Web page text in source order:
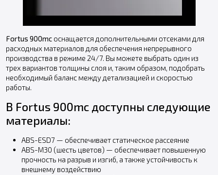
Fortus 900mc оснащается дополнительными отсеками для
расходных материалов для обеспечения непрерывного
производства в режиме 24/7. Вы можете выбрать один из
трех вариантов толщины слоя и, таким образом, подобрать
необходимый баланс между детализацией и скоростью
работы.
В Fortus 900mc доступны следующие
материалы:
ABS-ESD7 — обеспечивает статическое рассеяние
ABS-M30 (шесть цветов) — обеспечивает повышенную
прочность на разрыв и изгиб, а также устойчивость к
внешнему воздействию